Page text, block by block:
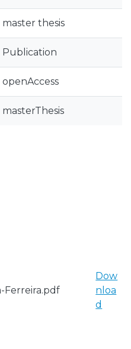
master thesis
Publication
openAccess
masterThesis
Ferreira.pdf
Dow
nloa
d